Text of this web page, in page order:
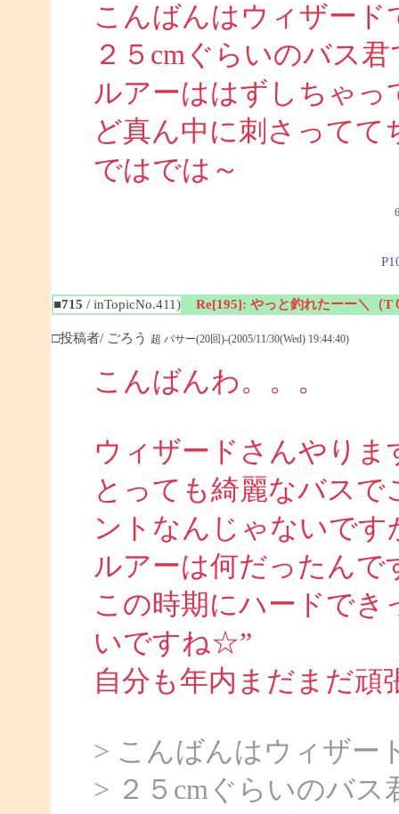
こんばんはウィザード
２５cmぐらいのバス
ルアーははずしちゃ
ど真ん中に刺さって
ではでは～
■715 / inTopicNo.411) Re[195]: やっと釣れたーー＼（T
□投稿者/ ごろう 超 バサー(20回)-(2005/11/30(Wed) 19:44:40)
こんばんわ。。。
ウィザードさんやりま
とっても綺麗なバス
ントなんじゃないです
ルアーは何だったんで
この時期にハードで
いですね☆”
自分も年内まだまだ頑
> こんばんはウィザー
> ２５cmぐらいのバス